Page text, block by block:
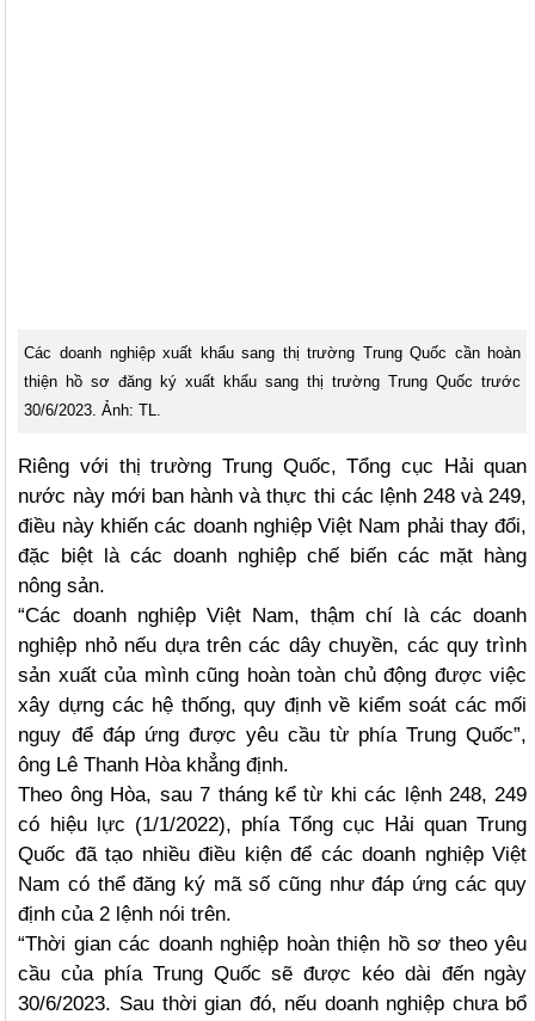
Các doanh nghiệp xuất khẩu sang thị trường Trung Quốc cần hoàn
thiện hồ sơ đăng ký xuất khẩu sang thị trường Trung Quốc trước
30/6/2023. Ảnh: TL.
Riêng với thị trường Trung Quốc, Tổng cục Hải quan
nước này mới ban hành và thực thi các lệnh 248 và 249,
điều này khiến các doanh nghiệp Việt Nam phải thay đổi,
đặc biệt là các doanh nghiệp chế biến các mặt hàng
nông sản.
“Các doanh nghiệp Việt Nam, thậm chí là các doanh
nghiệp nhỏ nếu dựa trên các dây chuyền, các quy trình
sản xuất của mình cũng hoàn toàn chủ động được việc
xây dựng các hệ thống, quy định về kiểm soát các mối
nguy để đáp ứng được yêu cầu từ phía Trung Quốc”,
ông Lê Thanh Hòa khẳng định.
Theo ông Hòa, sau 7 tháng kể từ khi các lệnh 248, 249
có hiệu lực (1/1/2022), phía Tổng cục Hải quan Trung
Quốc đã tạo nhiều điều kiện để các doanh nghiệp Việt
Nam có thể đăng ký mã số cũng như đáp ứng các quy
định của 2 lệnh nói trên.
“Thời gian các doanh nghiệp hoàn thiện hồ sơ theo yêu
cầu của phía Trung Quốc sẽ được kéo dài đến ngày
30/6/2023. Sau thời gian đó, nếu doanh nghiệp chưa bổ